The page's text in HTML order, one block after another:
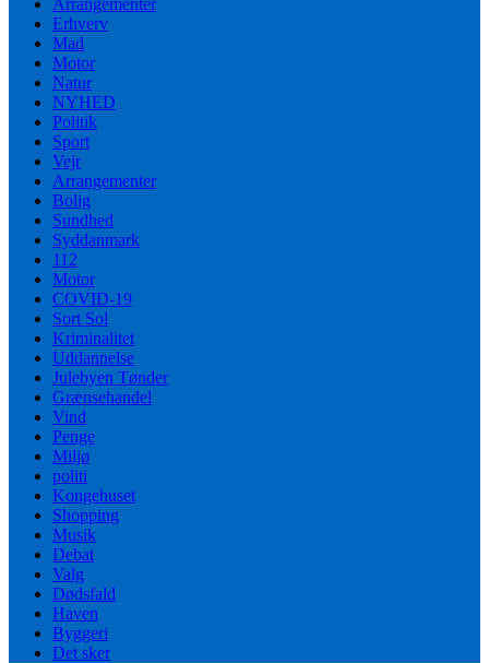
Erhverv
Mad
Motor
Natur
NYHED
Politik
Sport
Vejr
Arrangementer
Bolig
Sundhed
Syddanmark
112
Motor
COVID-19
Sort Sol
Kriminalitet
Uddannelse
Julebyen Tønder
Grænsehandel
Vind
Penge
Miljø
politi
Kongehuset
Shopping
Musik
Debat
Valg
Dødsfald
Haven
Byggeri
Det sker